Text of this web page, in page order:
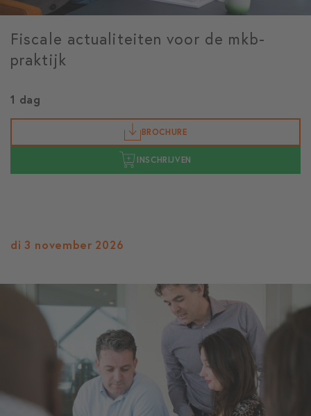
Fiscale actualiteiten voor de mkb-
praktijk
1 dag
BROCHURE
INSCHRIJVEN
di 3 november 2026